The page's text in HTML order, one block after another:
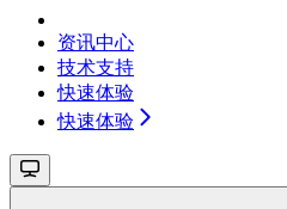
资讯中心
技术支持
快速体验
快速体验